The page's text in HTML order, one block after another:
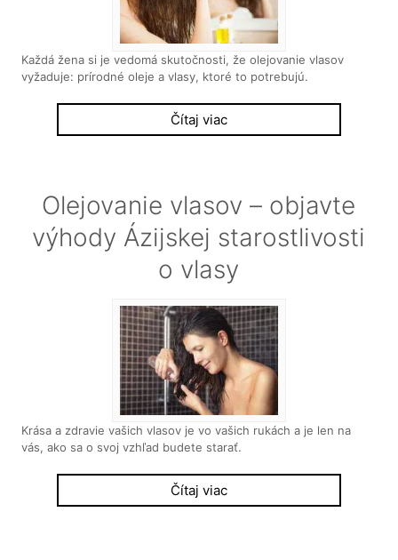
Každá žena si je vedomá skutočnosti, že olejovanie vlasov
vyžaduje: prírodné oleje a vlasy, ktoré to potrebujú.
Čítaj viac
Olejovanie vlasov – objavte
výhody Ázijskej starostlivosti
o vlasy
Krása a zdravie vašich vlasov je vo vašich rukách a je len na
vás, ako sa o svoj vzhľad budete starať.
Čítaj viac